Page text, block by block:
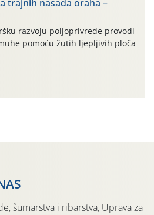
trajnih nasada oraha –
razvoju poljoprivrede provodi
pomoću žutih ljepljivih ploča
šumarstva i ribarstva, Uprava za